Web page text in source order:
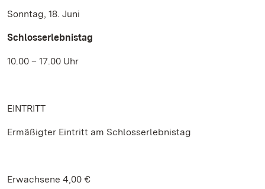
Sonntag, 18. Juni
Schlosserlebnistag
10.00 – 17.00 Uhr
EINTRITT
Ermäßigter Eintritt am Schlosserlebnistag
Erwachsene 4,00 €